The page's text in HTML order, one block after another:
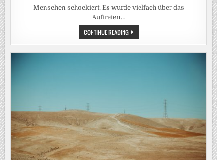
Menschen schockiert. Es wurde vielfach über das
Auftreten…
CONTINUE READINGRAUCH
DER
FEUERWOLKEN